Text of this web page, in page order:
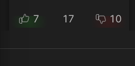
7 17 10